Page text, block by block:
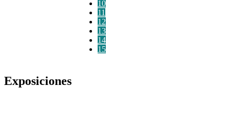
10
11
12
13
14
15
Exposiciones